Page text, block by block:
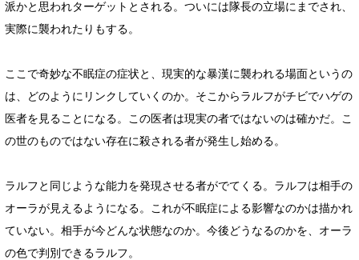
派かと思われターゲットとされる。ついには隊長の立場にまでされ、
実際に襲われたりもする。
ここで奇妙な不眠症の症状と、現実的な暴漢に襲われる場面というの
は、どのようにリンクしていくのか。そこからラルフがチビでハゲの
医者を見ることになる。この医者は現実の者ではないのは確かだ。こ
の世のものではない存在に殺される者が発生し始める。
ラルフと同じような能力を発現させる者がでてくる。ラルフは相手の
オーラが見えるようになる。これが不眠症による影響なのかは描かれ
ていない。相手が今どんな状態なのか。今後どうなるのかを、オーラ
の色で判別できるラルフ。